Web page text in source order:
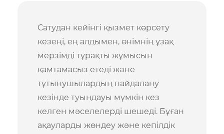
Сатудан кейінгі қызмет көрсету
кезеңі, ең алдымен, өнімнің ұзақ
мерзімді тұрақты жұмысын
қамтамасыз етеді және
тұтынушылардың пайдалану
кезінде туындауы мүмкін кез
келген мәселелерді шешеді. Бұған
ақауларды жөндеу және кепілдік